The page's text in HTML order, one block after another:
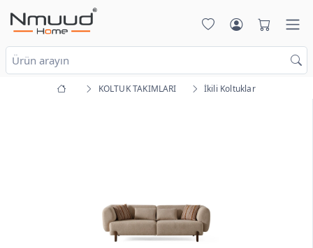
KOLTUK TAKIMLARI İkili Koltuklar